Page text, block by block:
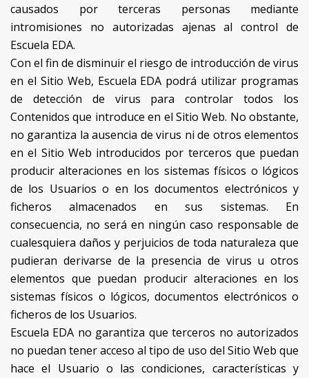
causados por terceras personas mediante
intromisiones no autorizadas ajenas al control de
Escuela EDA.
Con el fin de disminuir el riesgo de introducción de virus
en el Sitio Web, Escuela EDA podrá utilizar programas
de detección de virus para controlar todos los
Contenidos que introduce en el Sitio Web. No obstante,
no garantiza la ausencia de virus ni de otros elementos
en el Sitio Web introducidos por terceros que puedan
producir alteraciones en los sistemas físicos o lógicos
de los Usuarios o en los documentos electrónicos y
ficheros almacenados en sus sistemas. En
consecuencia, no será en ningún caso responsable de
cualesquiera daños y perjuicios de toda naturaleza que
pudieran derivarse de la presencia de virus u otros
elementos que puedan producir alteraciones en los
sistemas físicos o lógicos, documentos electrónicos o
ficheros de los Usuarios.
Escuela EDA no garantiza que terceros no autorizados
no puedan tener acceso al tipo de uso del Sitio Web que
hace el Usuario o las condiciones, características y